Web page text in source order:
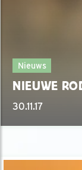
Nieuws
NIEUWE
30.11.17